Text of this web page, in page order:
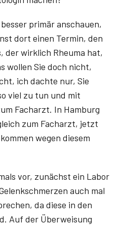
primär anschauen,
dort einen Termin, den
der wirklich Rheuma hat,
wollen Sie doch nicht,
ich dachte nur, Sie
viel zu tun und mit
Facharzt. In Hamburg
zum Facharzt, jetzt
wegen diesem
vor, zunächst ein Labor
auch mal
da diese in den
Auf der Überweisung